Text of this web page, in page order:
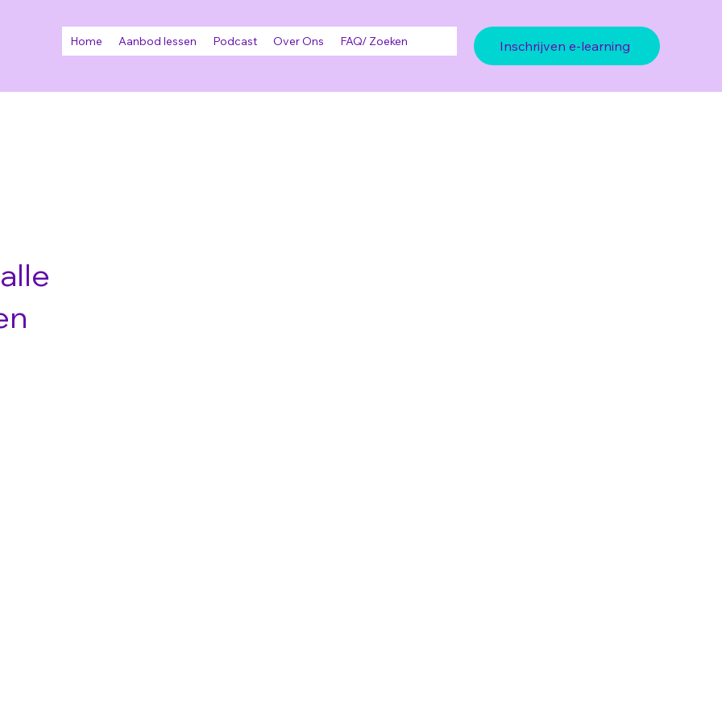
Home Aanbod lessen Podcast Over Ons FAQ/ Zoeken Inschrijven e-learning